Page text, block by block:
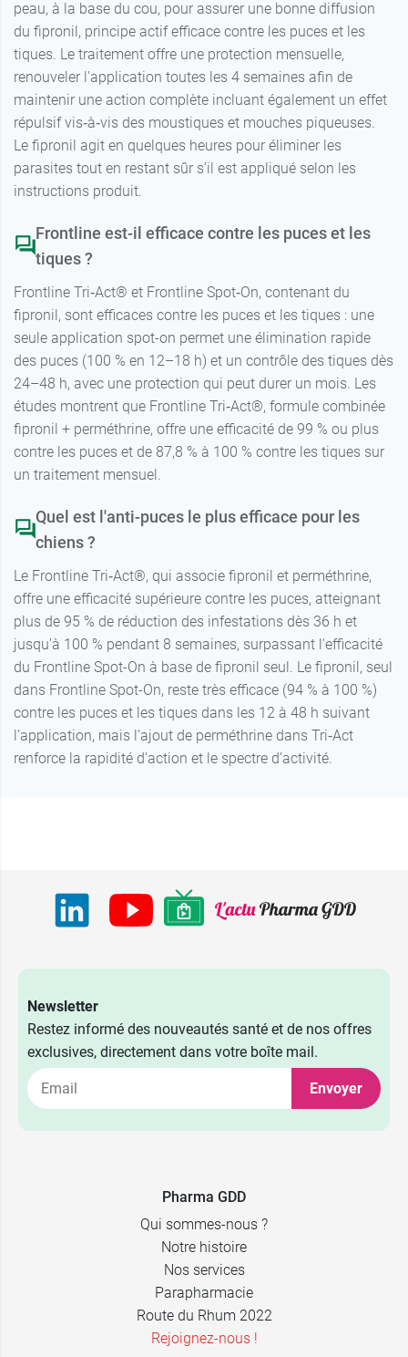
peau, à la base du cou, pour assurer une bonne diffusion
du fipronil, principe actif efficace contre les puces et les
tiques. Le traitement offre une protection mensuelle,
renouveler l'application toutes les 4 semaines afin de
maintenir une action complète incluant également un effet
répulsif vis‑à‑vis des moustiques et mouches piqueuses.
Le fipronil agit en quelques heures pour éliminer les
parasites tout en restant sûr s’il est appliqué selon les
instructions produit.
Frontline est-il efficace contre les puces et les
tiques ?
Frontline Tri‑Act® et Frontline Spot‑On, contenant du
fipronil, sont efficaces contre les puces et les tiques : une
seule application spot-on permet une élimination rapide
des puces (100 % en 12–18 h) et un contrôle des tiques dès
24–48 h, avec une protection qui peut durer un mois. Les
études montrent que Frontline Tri‑Act®, formule combinée
fipronil + perméthrine, offre une efficacité de 99 % ou plus
contre les puces et de 87,8 % à 100 % contre les tiques sur
un traitement mensuel.
Quel est l'anti-puces le plus efficace pour les
chiens ?
Le Frontline Tri‑Act®, qui associe fipronil et perméthrine,
offre une efficacité supérieure contre les puces, atteignant
plus de 95 % de réduction des infestations dès 36 h et
jusqu’à 100 % pendant 8 semaines, surpassant l'efficacité
du Frontline Spot-On à base de fipronil seul. Le fipronil, seul
dans Frontline Spot-On, reste très efficace (94 % à 100 %)
contre les puces et les tiques dans les 12 à 48 h suivant
l’application, mais l’ajout de perméthrine dans Tri‑Act
renforce la rapidité d’action et le spectre d’activité.
Newsletter
Restez informé des nouveautés santé et de nos offres
exclusives, directement dans votre boîte mail.
Envoyer
Pharma GDD
Qui sommes-nous ?
Notre histoire
Nos services
Parapharmacie
Route du Rhum 2022
Rejoignez-nous !